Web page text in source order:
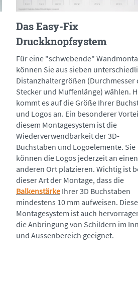
Das Easy-Fix
Druckknopfsystem
Für eine "schwebende"
können Sie aus sieben
Distanzhaltergrößen (Durchmesser
Stecker und Muffenlänge) wählen.
kommt es auf die Größe Ihrer
und Logos an. Ein besonderer
diesem Montagesystem ist die
Wiederverwendbarkeit der 3D-
Buchstaben und Logoelemente. Sie
können die Logos jederzeit an einen
anderen Ort platzieren. Wichtig ist
dieser Art der Montage, dass die
Balkenstärke Ihrer 3D Buchstaben
mindestens 10 mm aufweisen.
Montagesystem ist auch
die Anbringung von Schildern im
und Aussenbereich geeignet.